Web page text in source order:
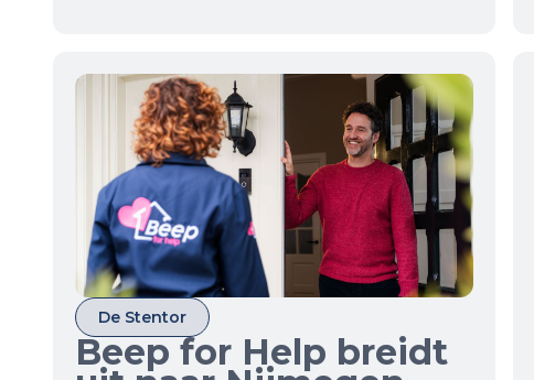
De Stentor
Beep for Help breidt